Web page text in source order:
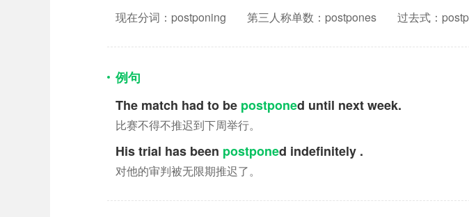
现在分词：postponing 第三人称单数：postpones 过去式：
例句
The match had to be postponed until next week.
比赛不得不推迟到下周举行。
His trial has been postponed indefinitely .
对他的审判被无限期推迟了。